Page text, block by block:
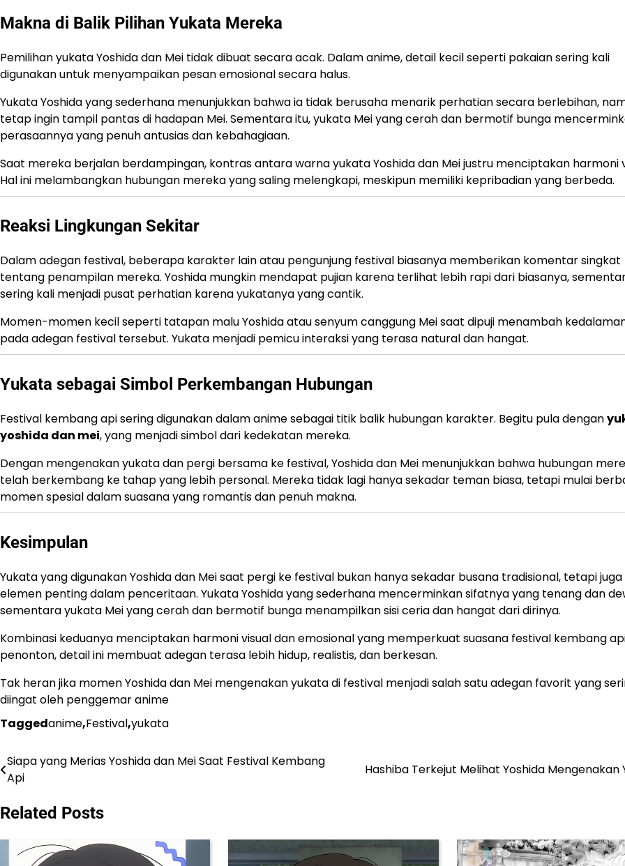
Makna di Balik Pilihan Yukata Mereka
Pemilihan yukata Yoshida dan Mei tidak dibuat secara acak. Dalam anime, detail kecil seperti pakaian sering kali
digunakan untuk menyampaikan pesan emosional secara halus.
Yukata Yoshida yang sederhana menunjukkan bahwa ia tidak berusaha menarik perhatian secara berlebihan,
tetap ingin tampil pantas di hadapan Mei. Sementara itu, yukata Mei yang cerah dan bermotif bunga
perasaannya yang penuh antusias dan kebahagiaan.
Saat mereka berjalan berdampingan, kontras antara warna yukata Yoshida dan Mei justru menciptakan harmoni
Hal ini melambangkan hubungan mereka yang saling melengkapi, meskipun memiliki kepribadian yang berbeda.
Reaksi Lingkungan Sekitar
Dalam adegan festival, beberapa karakter lain atau pengunjung festival biasanya memberikan komentar singkat
tentang penampilan mereka. Yoshida mungkin mendapat pujian karena terlihat lebih rapi dari biasanya,
sering kali menjadi pusat perhatian karena yukatanya yang cantik.
Momen-momen kecil seperti tatapan malu Yoshida atau senyum canggung Mei saat dipuji menambah
pada adegan festival tersebut. Yukata menjadi pemicu interaksi yang terasa natural dan hangat.
Yukata sebagai Simbol Perkembangan Hubungan
Festival kembang api sering digunakan dalam anime sebagai titik balik hubungan karakter. Begitu pula dengan
yoshida dan mei, yang menjadi simbol dari kedekatan mereka.
Dengan mengenakan yukata dan pergi bersama ke festival, Yoshida dan Mei menunjukkan bahwa hubungan
telah berkembang ke tahap yang lebih personal. Mereka tidak lagi hanya sekadar teman biasa, tetapi mulai
momen spesial dalam suasana yang romantis dan penuh makna.
Kesimpulan
Yukata yang digunakan Yoshida dan Mei saat pergi ke festival bukan hanya sekadar busana tradisional, tetapi juga
elemen penting dalam penceritaan. Yukata Yoshida yang sederhana mencerminkan sifatnya yang tenang dan
sementara yukata Mei yang cerah dan bermotif bunga menampilkan sisi ceria dan hangat dari dirinya.
Kombinasi keduanya menciptakan harmoni visual dan emosional yang memperkuat suasana festival kembang
penonton, detail ini membuat adegan terasa lebih hidup, realistis, dan berkesan.
Tak heran jika momen Yoshida dan Mei mengenakan yukata di festival menjadi salah satu adegan favorit yang
diingat oleh penggemar anime
Taggedanime,Festival,yukata
Navigasi
pos
Siapa yang Merias Yoshida dan Mei Saat Festival Kembang
Api
Hashiba Terkejut Melihat Yoshida Mengenakan
Related Posts